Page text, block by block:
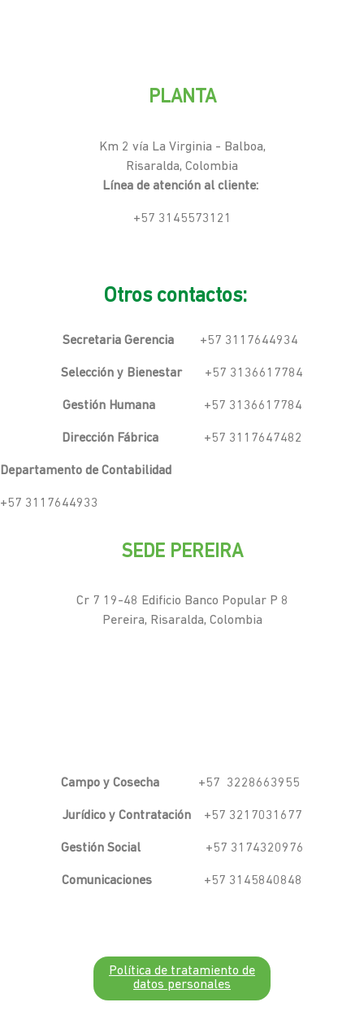
PLANTA
Km 2 vía La Virginia - Balboa,
Risaralda, Colombia
Línea de atención al cliente:
+57 3145573121
Otros contactos:
Secretaria Gerencia +57 3117644934
Selección y Bienestar+57 3136617784
Gestión Humana+57 3136617784
Dirección Fábrica +57 3117647482
Departamento de Contabilidad
+57 3117644933
SEDE PEREIRA
Cr 7 19-48 Edificio Banco Popular P 8
Pereira, Risaralda, Colombia
Campo y Cosecha +57 3228663955
Jurídico y Contratación +57 3217031677
Gestión Social+57 3174320976
Comunicaciones +57 3145840848
Política de tratamiento de
datos personales